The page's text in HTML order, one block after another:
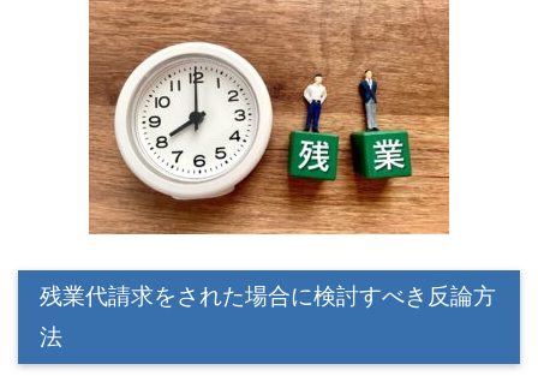
残業代請求をされた場合に検討すべき反論方
法